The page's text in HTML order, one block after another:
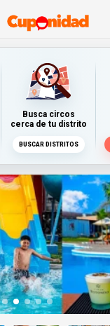
Busca circos
cerca de tu distrito
BUSCAR DISTRITOS